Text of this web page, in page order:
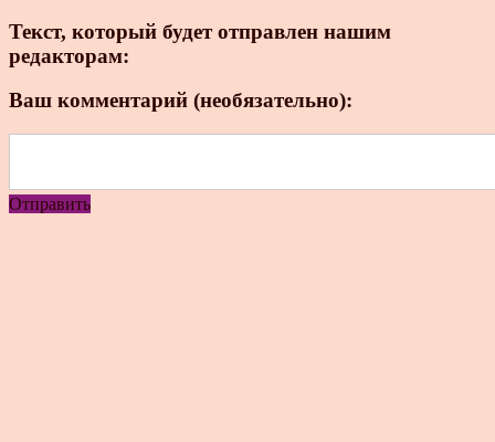
Текст, который будет отправлен нашим
редакторам:
Ваш комментарий (необязательно):
Отправить